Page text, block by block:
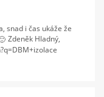
snad i čas ukáže že
Zdeněk Hladný,